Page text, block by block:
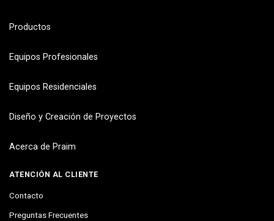
Productos
Equipos Profesionales
Equipos Residenciales
Diseño y Creación de Proyectos
Acerca de Praim
ATENCIÓN AL CLIENTE
Contacto
Preguntas Frecuentes